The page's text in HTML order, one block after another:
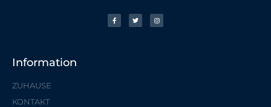
Information
ZUHAUSE
KONTAKT